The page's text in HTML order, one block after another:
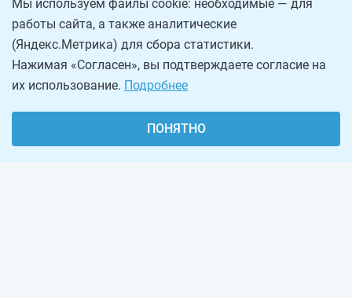
Мы используем файлы cookie: необходимые — для
работы сайта, а также аналитические
(Яндекс.Метрика) для сбора статистики.
Нажимая «Согласен», вы подтверждаете согласие на
их использование. Подробнее
ПОНЯТНО